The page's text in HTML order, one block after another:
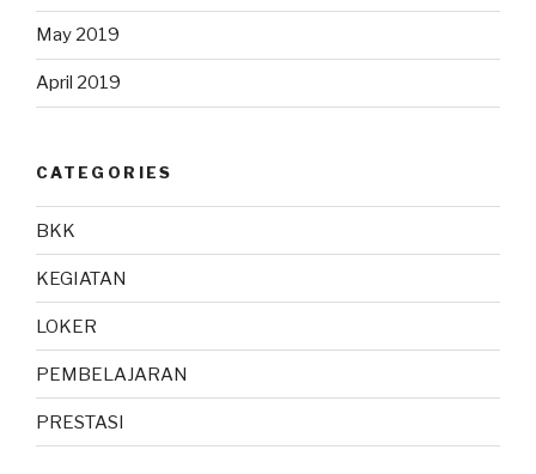
May 2019
April 2019
CATEGORIES
BKK
KEGIATAN
LOKER
PEMBELAJARAN
PRESTASI